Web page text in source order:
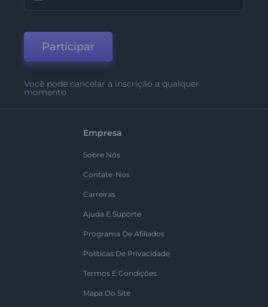
Participar
Você pode cancelar a inscrição a qualquer
momento
Empresa
Sobre Nós
Contate-Nos
Carreiras
Ajuda E Suporte
Programa De Afiliados
Políticas De Privacidade
Termos E Condições
Mapa Do Site